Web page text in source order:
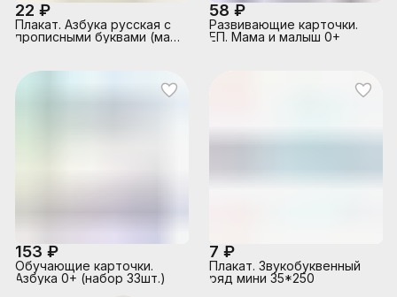
22 ₽
Плакат. Азбука русская с
прописными буквами (мал.
58 ₽
Развивающие карточки.
ЕП. Мама и малыш 0+
153 ₽
Обучающие карточки.
Азбука 0+ (набор 33шт.)
7 ₽
Плакат. Звукобуквенный
ряд мини 35*250